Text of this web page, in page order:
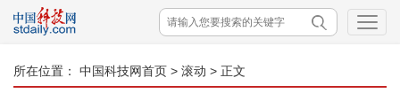
所在位置： 中国科技网首页 > 滚动 > 正文